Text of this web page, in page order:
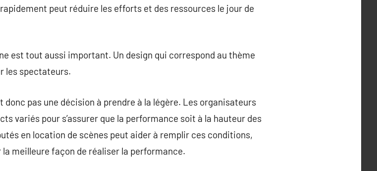
peut réduire les efforts et des ressources le jour de
est tout aussi important. Un design qui correspond au thème
les spectateurs.
donc pas une décision à prendre à la légère. Les organisateurs
variés pour s’assurer que la performance soit à la hauteur des
en location de scènes peut aider à remplir ces conditions,
meilleure façon de réaliser la performance.